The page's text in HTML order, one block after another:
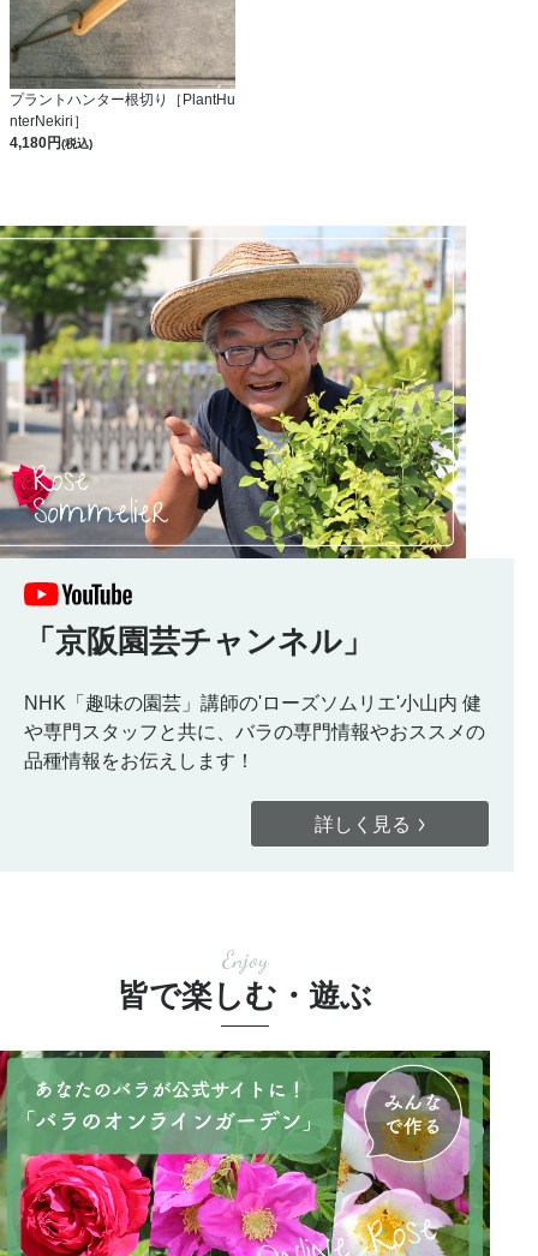
プラントハンター根切り［PlantHu
nterNekiri］
4,180
(税込)
「京阪園芸チャンネル」
NHK「趣味の園芸」講師の'ローズソムリエ'小山内 健
や専門スタッフと共に、バラの専門情報やおススメの
品種情報をお伝えします！
詳しく見る
Enjoy
皆で楽しむ・遊ぶ